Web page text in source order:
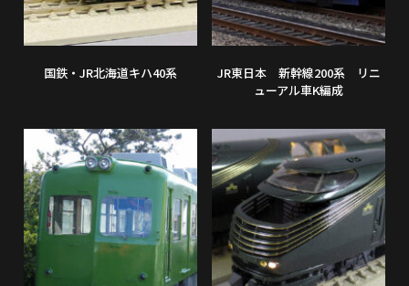
国鉄・JR北海道キハ40系
JR東日本 新幹線200系 リニ
ューアル車K編成